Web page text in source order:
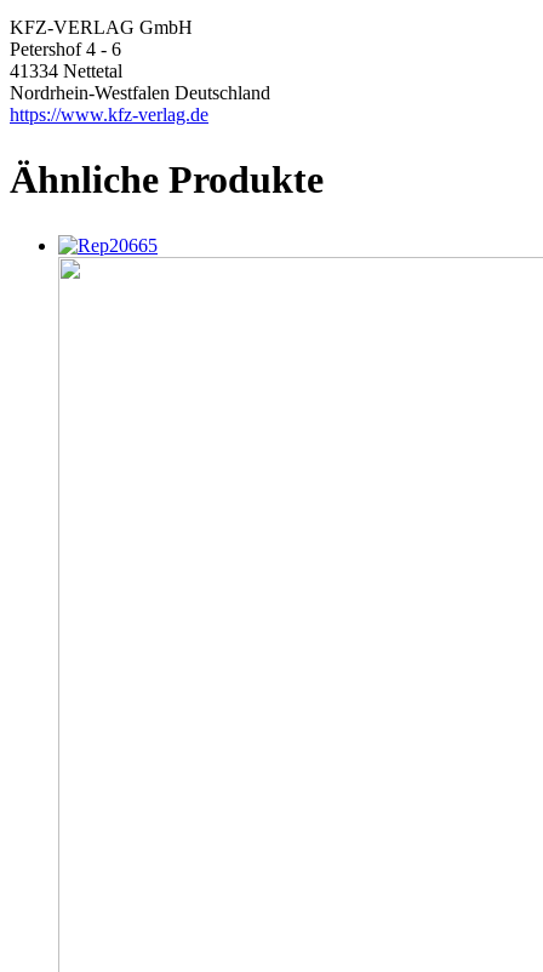
KFZ-VERLAG GmbH
Petershof 4 - 6
41334 Nettetal
Nordrhein-Westfalen Deutschland
https://www.kfz-verlag.de
Ähnliche Produkte